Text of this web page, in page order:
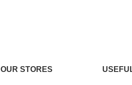
OUR STORES